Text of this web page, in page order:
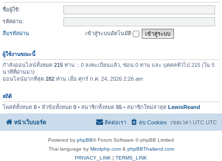
ชื่อผู้ใช้:
รหัสผ่าน:
ลืมรหัสผ่าน เข้าสู่ระบบอัตโนมัติ
ผู้ใช้งานขณะนี้
กำลังออนไลน์ทั้งหมด 215 ท่าน :: 0 ลงทะเบียนแล้ว, ซ่อน 0 ท่าน และ บุคคลทั่วไป 215 (ใน 5
นาทีที่ผ่านมา)
ออนไลน์มากที่สุด 282 ท่าน เมื่อ ศุกร์ ก.ค. 24, 2026 2:26 am
สถิติ
โพสต์ทั้งหมด 0 • หัวข้อทั้งหมด 0 • สมาชิกทั้งหมด 55 • สมาชิกใหม่ล่าสุด LewisReand
หน้าเว็บบอร์ด เขตเวลา UTC UTC
ลบ Cookies
ติดต่อเรา
Powered by phpBB® Forum Software © phpBB Limited
Thai language by Mindphp.com& phpBBThailand.com
PRIVACY_LINK | TERMS_LINK